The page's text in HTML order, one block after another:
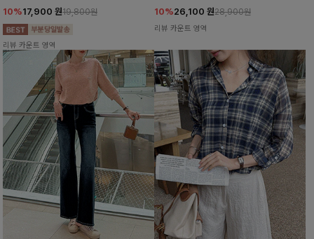
10%17,900 원19,800원
리뷰 카운트 영역
10%26,100 원28,900원
리뷰 카운트 영역